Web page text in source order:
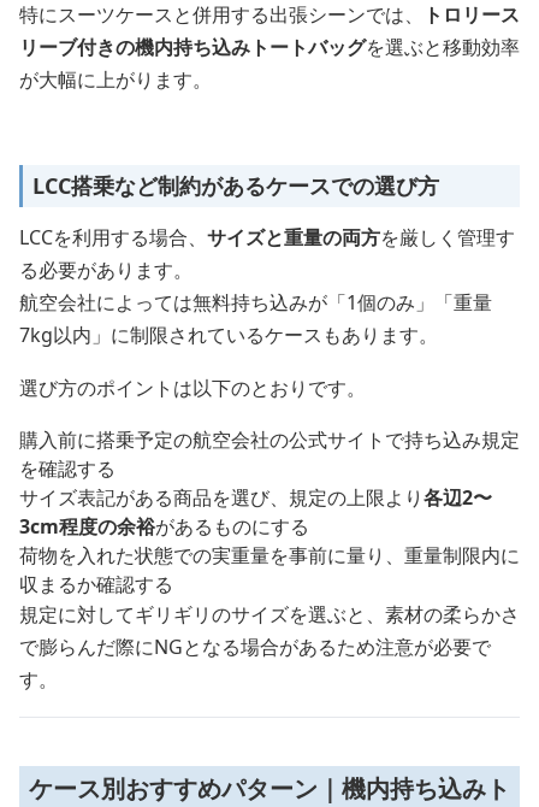
特にスーツケースと併用する出張シーンでは、
トロリース
リーブ付きの機内持ち込みトートバッグを選ぶと移動効率
が大幅に上がります。
LCC搭乗など制約があるケースでの選び方
LCCを利用する場合、 サイズと重量の両方を厳しく管理す
る必要があります。
航空会社によっては無料持ち込みが「1個のみ」「重量
7kg以内」に制限されているケースもあります。
選び方のポイントは以下のとおりです。
購入前に搭乗予定の航空会社の公式サイトで持ち込み規定
を確認する
サイズ表記がある商品を選び、規定の上限より各辺2〜
3cm程度の余裕があるものにする
荷物を入れた状態での実重量を事前に量り、重量制限内に
収まるか確認する
規定に対してギリギリのサイズを選ぶと、素材の柔らかさ
で膨らんだ際にNGとなる場合があるため注意が必要で
す。
ケース別おすすめパターン｜機内持ち込みト